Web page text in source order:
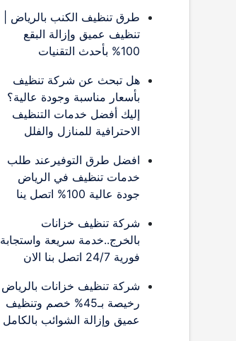
طرق تنظيف الكنب بالرياض |
تنظيف عميق وإزالة البقع
100% بأحدث التقنيات
هل تبحث عن شركة تنظيف
بأسعار مناسبة وجودة عالية؟
إليك أفضل خدمات التنظيف
الاحترافية للمنازل والفلل
افضل طرق التوفيرعند طلب
خدمات تنظيف في الرياض
جودة عالية 100% اتصل ينا
شركة تنظيف خزانات
بالخرج..خدمة سريعة واستجابة
فورية 24/7 اتصل بنا الان
شركة تنظيف خزانات بالرياض
رخيصة بـ45% خصم وتنظيف
عميق وإزالة الشوائب بالكامل